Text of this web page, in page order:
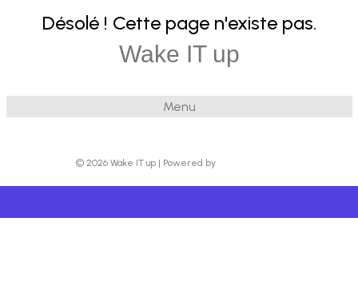
Wake IT up
Menu
Désolé ! Cette page n'existe pas.
© 2026 Wake IT up | Powered by